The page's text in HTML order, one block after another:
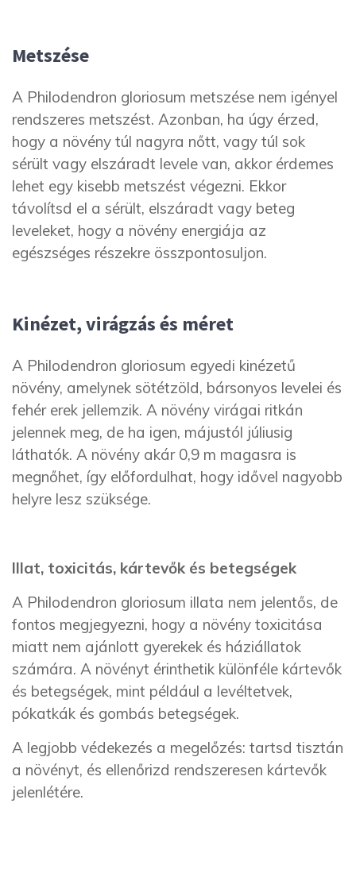
Metszése
A Philodendron gloriosum metszése nem igényel
rendszeres metszést. Azonban, ha úgy érzed,
hogy a növény túl nagyra nőtt, vagy túl sok
sérült vagy elszáradt levele van, akkor érdemes
lehet egy kisebb metszést végezni. Ekkor
távolítsd el a sérült, elszáradt vagy beteg
leveleket, hogy a növény energiája az
egészséges részekre összpontosuljon.
Kinézet, virágzás és méret
A Philodendron gloriosum egyedi kinézetű
növény, amelynek sötétzöld, bársonyos levelei és
fehér erek jellemzik. A növény virágai ritkán
jelennek meg, de ha igen, májustól júliusig
láthatók. A növény akár 0,9 m magasra is
megnőhet, így előfordulhat, hogy idővel nagyobb
helyre lesz szüksége.
Illat, toxicitás, kártevők és betegségek
A Philodendron gloriosum illata nem jelentős, de
fontos megjegyezni, hogy a növény toxicitása
miatt nem ajánlott gyerekek és háziállatok
számára. A növényt érinthetik különféle kártevők
és betegségek, mint például a levéltetvek,
pókatkák és gombás betegségek.
A legjobb védekezés a megelőzés: tartsd tisztán
a növényt, és ellenőrizd rendszeresen kártevők
jelenlétére.